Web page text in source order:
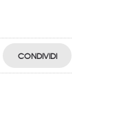
CONDIVIDI